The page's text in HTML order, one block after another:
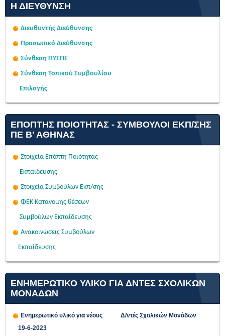
Η ΔΙΕΎΘΥΝΣΗ
Διευθυντής Διεύθυνσης
Προσωπικό Διεύθυνσης
Σύνθεση ΠΥΣΠΕ
Σύνθεση Τοπικού Συμβουλίου
Επιλογής
ΕΠΌΠΤΗΣ ΠΟΙΌΤΗΤΑΣ - ΣΎΜΒΟΥΛΟΙ ΕΚΠ/ΣΗΣ
ΠΕ Β' ΑΘΉΝΑΣ
Στοιχεία Επόπτη Ποιότητας
Εκπαίδευσης
Στοιχεία Συμβούλων Εκπ/σης
ΦΕΚ Κατανομής θέσεων
Συμβούλων Εκπαίδευσης
Ανακοινώσεις Συμβούλων
Εκπαίδευσης
ΕΝΗΜΕΡΩΤΙΚΟ ΥΛΙΚΟ ΓΙΑ ΔΝΤΕΣ ΣΧΟΛΙΚΩΝ
ΜΟΝΑΔΩΝ
Ενημερωτικό υλικό για νέους Δ/ντές Σχολικών Μονάδων
19-6-2023